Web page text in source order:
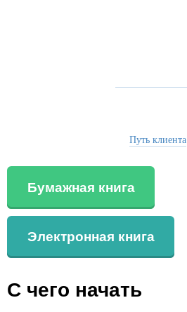
Путь клиента
Бумажная книга
Электронная книга
С чего начать